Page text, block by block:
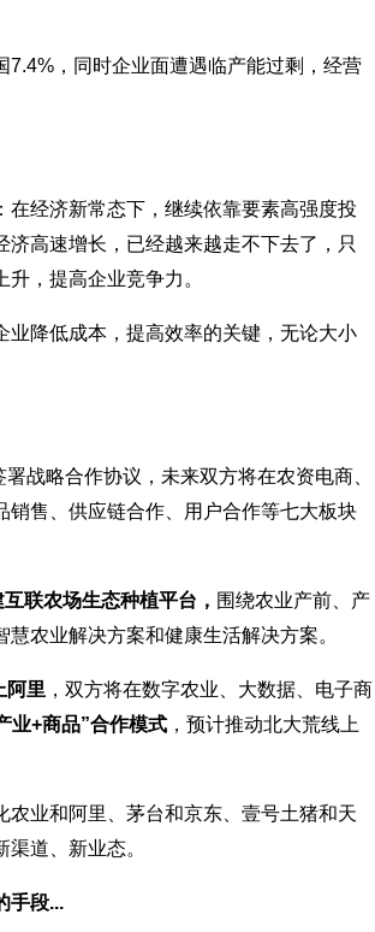
，同时企业面遭遇临产能过剩，经营
经济新常态下，继续依靠要素高强度投
高速增长，已经越来越走不下去了，只
，提高企业竞争力。
降低成本，提高效率的关键，无论大小
署战略合作协议，未来双方将在农资电商、
售、供应链合作、用户合作等七大板块
联农场生态种植平台， 围绕农业产前、产
农业解决方案和健康生活解决方案。
阿里 ，双方将在数字农业、大数据、电子商
业+商品”合作模式 ，预计推动北大荒线上
业和阿里、茅台和京东、壹号土猪和天
道、新业态。
手段...